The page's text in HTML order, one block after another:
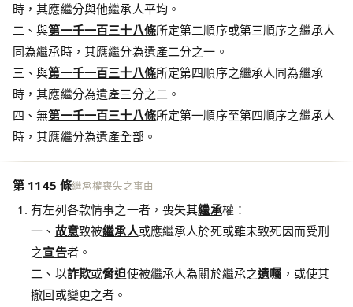
時，其應繼分與他繼承人平均。
二、與第一千一百三十八條所定第二順序或第三順序之繼承人
同為繼承時，其應繼分為遺產二分之一。
三、與第一千一百三十八條所定第四順序之繼承人同為繼承
時，其應繼分為遺產三分之二。
四、無第一千一百三十八條所定第一順序至第四順序之繼承人
時，其應繼分為遺產全部。
第 1145 條繼承權喪失之事由
有左列各款情事之一者，喪失其繼承權：
一、 故意致被繼承人或應繼承人於死或雖未致死因而受刑
之宣告者。
二、以詐欺或脅迫使被繼承人為關於繼承之遺囑 ，或使其
撤回或變更之者。